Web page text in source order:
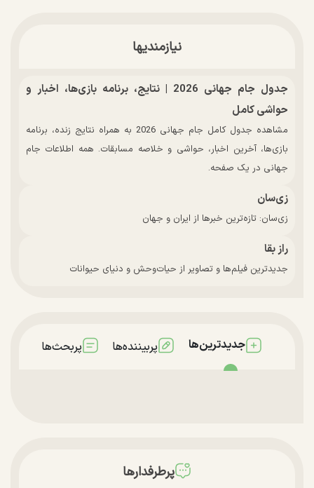
نیازمندیها
جدول جام جهانی 2026 | نتایج، برنامه بازی‌ها، اخبار و
حواشی کامل
مشاهده جدول کامل جام جهانی 2026 به همراه نتایج زنده، برنامه
بازی‌ها، آخرین اخبار، حواشی و خلاصه مسابقات. همه اطلاعات جام
جهانی در یک صفحه.
زی‌سان
زی‌سان: تازه‌ترین خبرها از ایران و جهان
راز بقا
جدیدترین فیلم‌ها و تصاویر از حیات‌وحش و دنیای حیوانات
جدیدترین‌ها پربیننده‌ها پربحث‌ها
پرطرفدارها